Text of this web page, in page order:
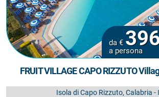
da €
a persona
FRUIT VILLAGE CAPO RIZZUTO
Isola di Capo Rizzuto, Calabria -